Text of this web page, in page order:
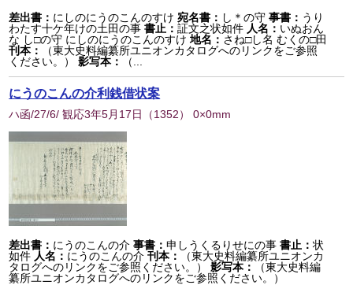
差出書： にしのにうのこんのすけ 宛名書： し＊の守 事書： うり
わたす十ケ年けの土田の事 書止：証文之状如件 人名： いぬおん
な し□の守 にしのにうのこんのすけ 地名： さね□し名 むくの□田
刊本：
（東大史料編纂所ユニオンカタログへのリンクをご参照
ください。）
影写本： （...
にうのこんの介利銭借状案
ハ函/27/6/ 観応3年5月17日 （1352） 0×0mm
差出書： にうのこんの介 事書：申しうくるりせにの事 書止：状
如件 人名： にうのこんの介 刊本：
（東大史料編纂所ユニオンカ
タログへのリンクをご参照ください。）
影写本：
（東大史料編
纂所ユニオンカタログへのリンクをご参照ください。）